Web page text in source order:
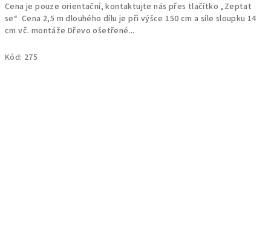
Cena je pouze orientační, kontaktujte nás přes tlačítko „Zeptat
se“ Cena 2,5 m dlouhého dílu je při výšce 150 cm a síle sloupku 14
cm vč. montáže Dřevo ošetřené...
Kód: 275